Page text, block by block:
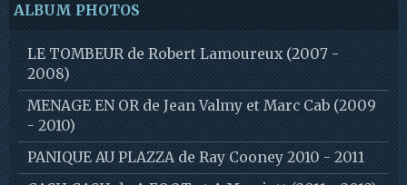
ALBUM PHOTOS
LE TOMBEUR de Robert Lamoureux (2007 -
2008)
MENAGE EN OR de Jean Valmy et Marc Cab (2009
- 2010)
PANIQUE AU PLAZZA de Ray Cooney 2010 - 2011